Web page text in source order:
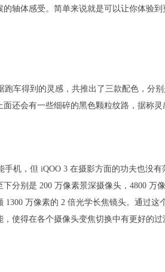
轴体感受。简单来说就是可以让你体验
跑车得到的灵感，共推出了三款配色，分
还会有一些细碎的黑色颗粒纹路，据称灵
手机，但 iQOO 3 在摄影方面的功夫也没
分别是 200 万像素景深摄像头，4800 万
1300 万像素的 2 倍光学长焦镜头。通过
使得在各个摄像头变焦切换中有更好的过